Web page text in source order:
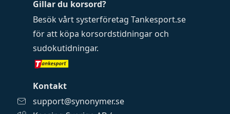
Gillar du korsord?
Besök vårt systerföretag Tankesport.se
för att köpa korsordstidningar och
sudokutidningar.
Kontakt
support@synonymer.se